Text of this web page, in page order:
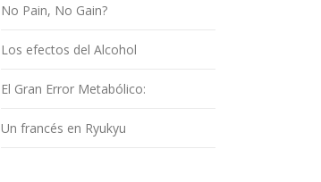
No Pain, No Gain?
Los efectos del Alcohol
El Gran Error Metabólico:
Un francés en Ryukyu